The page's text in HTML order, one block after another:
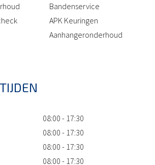
Bandenservice
APK Keuringen
Aanhangeronderhoud
08:00 - 17:30
08:00 - 17:30
08:00 - 17:30
08:00 - 17:30